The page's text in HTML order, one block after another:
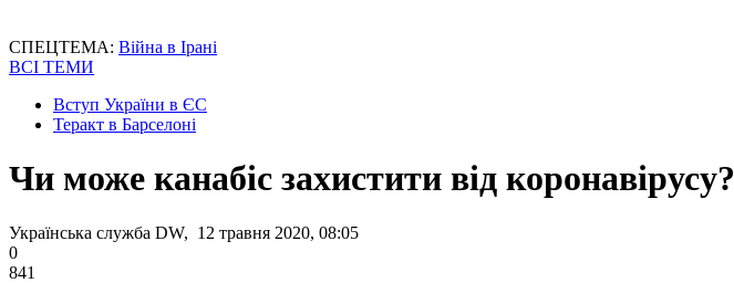
СПЕЦТЕМА: Війна в Ірані
ВСІ ТЕМИ
Вступ України в ЄС
Теракт в Барселоні
Чи може канабіс захистити від коронавірусу?
Українська служба DW, 12 травня 2020, 08:05
0
841